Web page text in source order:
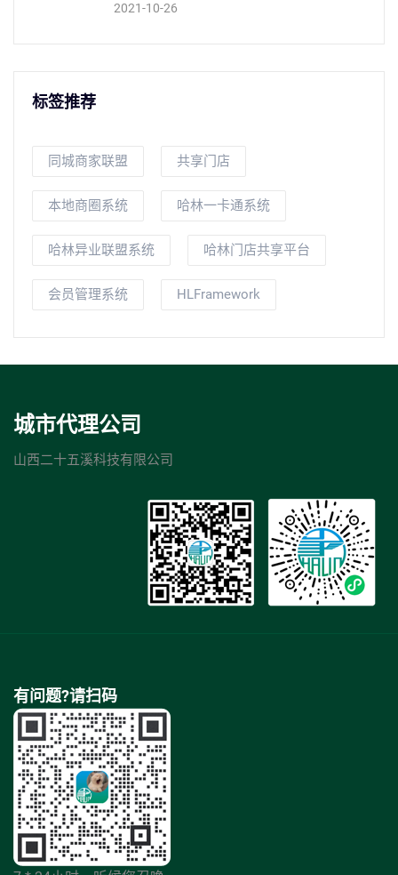
2021-10-26
标签推荐
同城商家联盟 共享门店
本地商圈系统 哈林一卡通系统
哈林异业联盟系统 哈林门店共享平台
会员管理系统 HLFramework
城市代理公司
山西二十五溪科技有限公司
有问题?请扫码